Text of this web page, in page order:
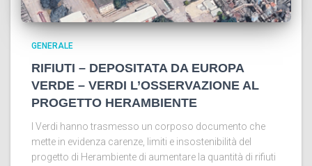
GENERALE
RIFIUTI – DEPOSITATA DA EUROPA
VERDE – VERDI L’OSSERVAZIONE AL
PROGETTO HERAMBIENTE
I Verdi hanno trasmesso un corposo documento che
mette in evidenza carenze, limiti e insostenibilità del
progetto di Herambiente di aumentare la quantità di rifiuti